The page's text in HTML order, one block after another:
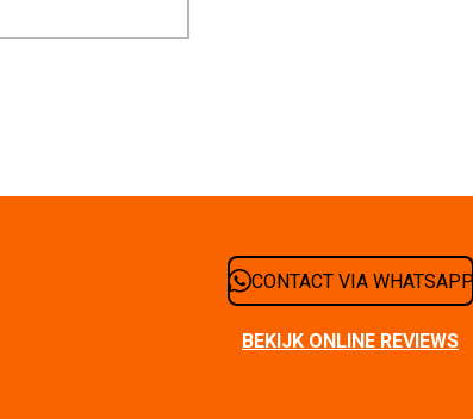
CONTACT VIA WHATSAPP
BEKIJK ONLINE REVIEWS